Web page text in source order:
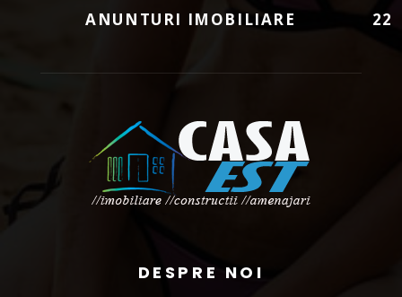
ANUNTURI IMOBILIARE
22
DESPRE NOI